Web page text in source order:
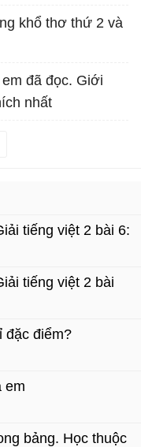
khổ thơ thứ 2 và
đã đọc. Giới
nhất
tiếng việt 2 bài 6:
tiếng việt 2 bài
đặc điểm?
em
bảng. Học thuộc